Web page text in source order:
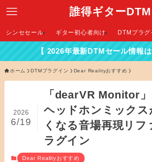
誰得ギターDTM
シンセセール ギター初心者向け DTMプラ
年最新DTMセール情報はこちらから！
ホーム DTMプラグイン Dear Realityおすすめ
「dearVR Monitor
ヘッドホンミックス
くなる音場再現リ
ラグイン
2026
6/19
Dear Realityおすすめ